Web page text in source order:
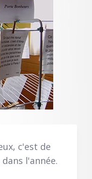
c'est de
l'année.